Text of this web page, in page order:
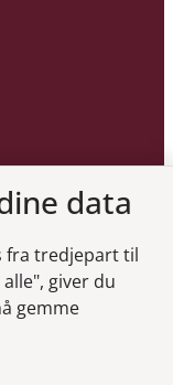
data
fra tredjepart til
giver du
gemme